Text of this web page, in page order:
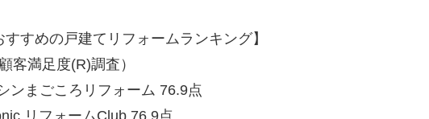
すすめの戸建てリフォームランキング】
客満足度(R)調査）
ンまごころリフォーム 76.9点